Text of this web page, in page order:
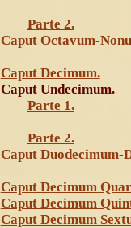
Parte 2.
Caput Octavum-
Caput Decimum.
Caput Undecimum.
Parte 1.
Parte 2.
Caput Duodecimum-
Caput Decimum
Caput Decimum
Caput Decimum